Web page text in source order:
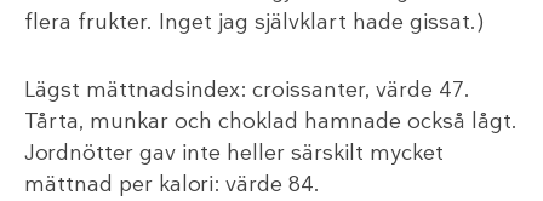
flera frukter. Inget jag självklart hade gissat.)
Lägst mättnadsindex: croissanter, värde 47.
Tårta, munkar och choklad hamnade också lågt.
Jordnötter gav inte heller särskilt mycket
mättnad per kalori: värde 84.